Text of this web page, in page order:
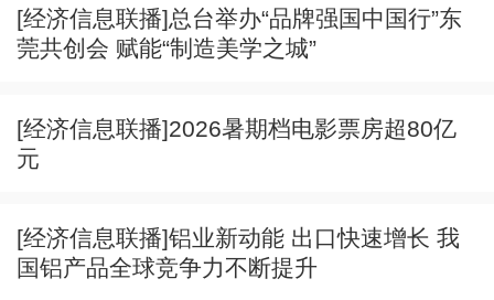
[经济信息联播]总台举办“品牌强国中国行”东
莞共创会 赋能“制造美学之城”
[经济信息联播]2026暑期档电影票房超80亿
元
[经济信息联播]铝业新动能 出口快速增长 我
国铝产品全球竞争力不断提升